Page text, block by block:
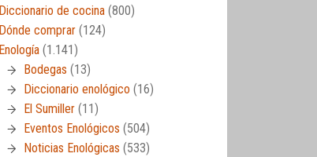
Diccionario de cocina (800)
Dónde comprar (124)
Enología (1.141)
Bodegas (13)
Diccionario enológico (16)
El Sumiller (11)
Eventos Enológicos (504)
Noticias Enológicas (533)